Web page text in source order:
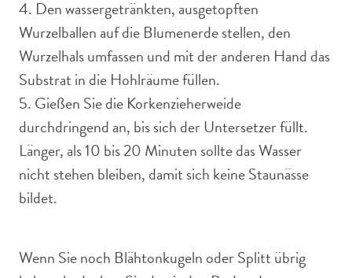
4. Den wassergetränkten, ausgetopften
Wurzelballen auf die Blumenerde stellen, den
Wurzelhals umfassen und mit der anderen Hand das
Substrat in die Hohlräume füllen.
5. Gießen Sie die Korkenzieherweide
durchdringend an, bis sich der Untersetzer füllt.
Länger, als 10 bis 20 Minuten sollte das Wasser
nicht stehen bleiben, damit sich keine Staunässe
bildet.
Wenn Sie noch Blähtonkugeln oder Splitt übrig